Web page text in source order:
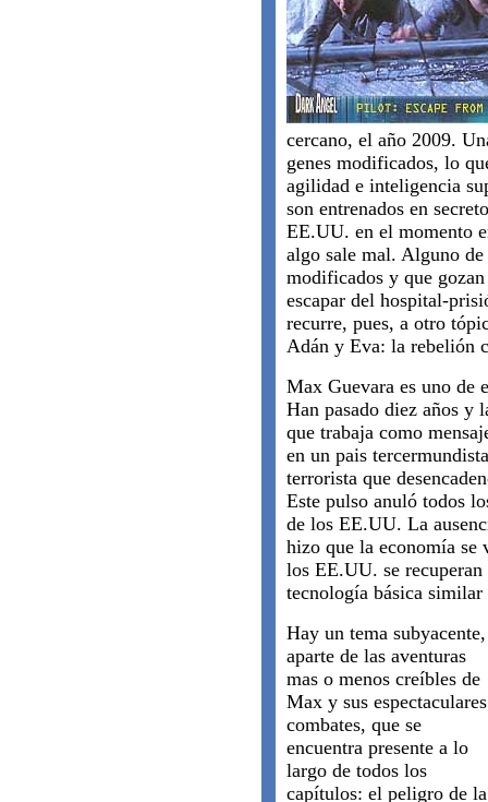
cercano, el año 2009.
genes modificados, lo
agilidad e inteligencia
son entrenados en
EE.UU. en el momento
algo sale mal. Alguno
modificados y que
escapar del hospital-
recurre, pues, a otro
Adán y Eva: la rebelión
Max Guevara es uno de
Han pasado diez años y
que trabaja como
en un pais
terrorista que
Este pulso anuló todos
de los EE.UU. La
hizo que la economía se
los EE.UU. se recuperan
tecnología básica similar
Hay un tema subyacente,
aparte de las aventuras
mas o menos creíbles de
Max y sus espectaculares
combates, que se
encuentra presente a lo
largo de todos los
capítulos: el peligro de la